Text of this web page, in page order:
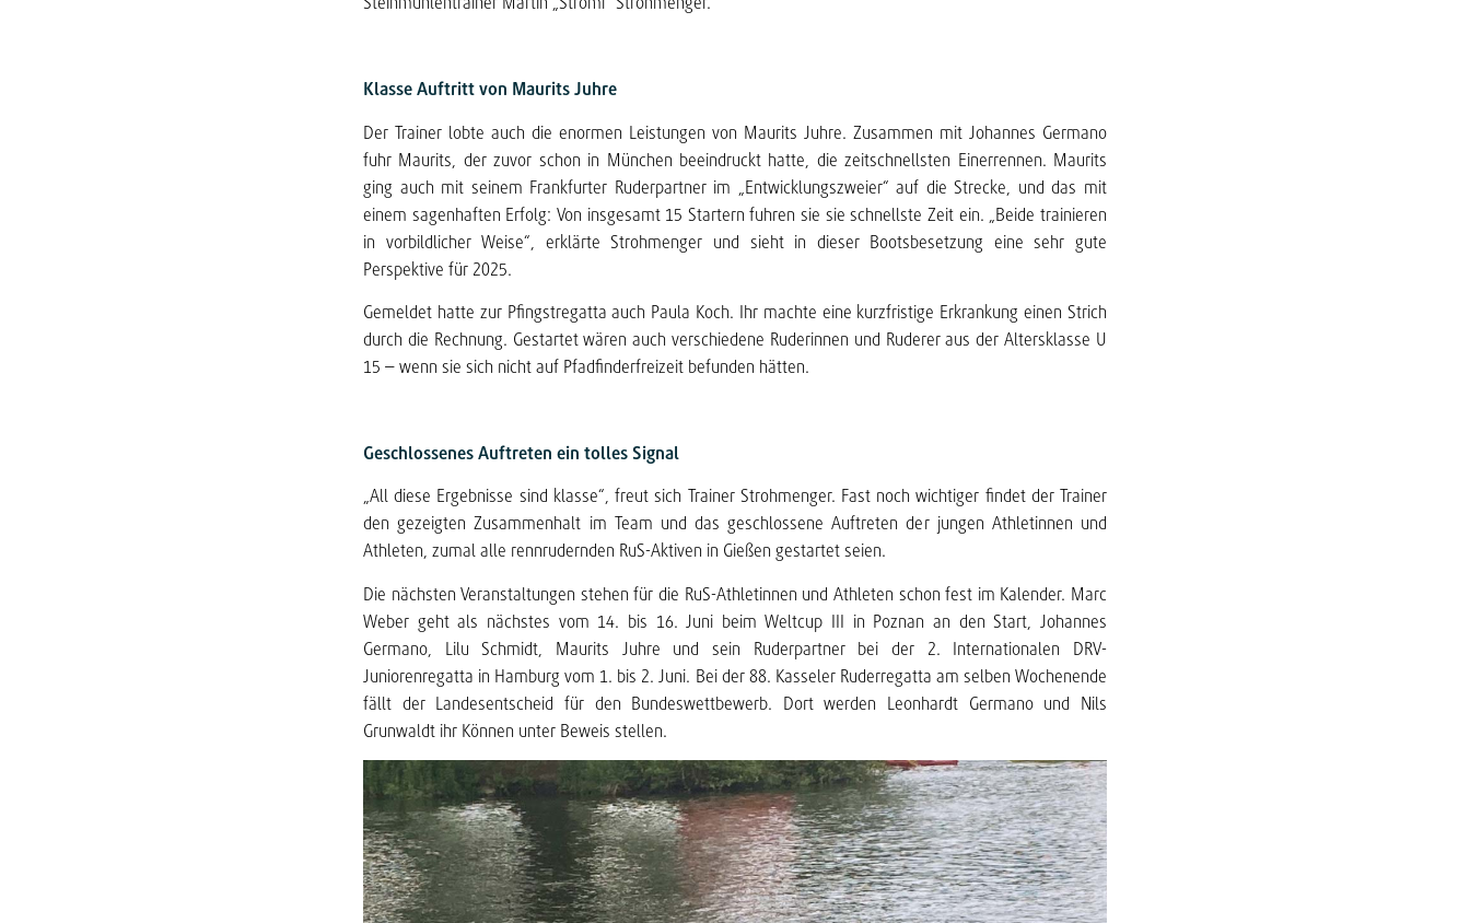
Klasse Auftritt von Maurits Juhre
Der Trainer lobte auch die enormen Leistungen von Maurits Juhre. Zusammen mit Johannes Germano
fuhr Maurits, der zuvor schon in München beeindruckt hatte, die zeitschnellsten Einerrennen. Maurits
ging auch mit seinem Frankfurter Ruderpartner im „Entwicklungszweier“ auf die Strecke, und das mit
einem sagenhaften Erfolg: Von insgesamt 15 Startern fuhren sie sie schnellste Zeit ein. „Beide trainieren
in vorbildlicher Weise“, erklärte Strohmenger und sieht in dieser Bootsbesetzung eine sehr gute
Perspektive für 2025.
Gemeldet hatte zur Pfingstregatta auch Paula Koch. Ihr machte eine kurzfristige Erkrankung einen Strich
durch die Rechnung. Gestartet wären auch verschiedene Ruderinnen und Ruderer aus der Altersklasse U
15 – wenn sie sich nicht auf Pfadfinderfreizeit befunden hätten.
Geschlossenes Auftreten ein tolles Signal
„All diese Ergebnisse sind klasse“, freut sich Trainer Strohmenger. Fast noch wichtiger findet der Trainer
den gezeigten Zusammenhalt im Team und das geschlossene Auftreten der jungen Athletinnen und
Athleten, zumal alle rennrudernden RuS-Aktiven in Gießen gestartet seien.
Die nächsten Veranstaltungen stehen für die RuS-Athletinnen und Athleten schon fest im Kalender. Marc
Weber geht als nächstes vom 14. bis 16. Juni beim Weltcup III in Poznan an den Start, Johannes
Germano, Lilu Schmidt, Maurits Juhre und sein Ruderpartner bei der 2. Internationalen DRV-
Juniorenregatta in Hamburg vom 1. bis 2. Juni. Bei der 88. Kasseler Ruderregatta am selben Wochenende
fällt der Landesentscheid für den Bundeswettbewerb. Dort werden Leonhardt Germano und Nils
Grunwaldt ihr Können unter Beweis stellen.